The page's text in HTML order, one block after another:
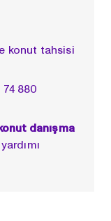
konut tahsisi
880
danışma